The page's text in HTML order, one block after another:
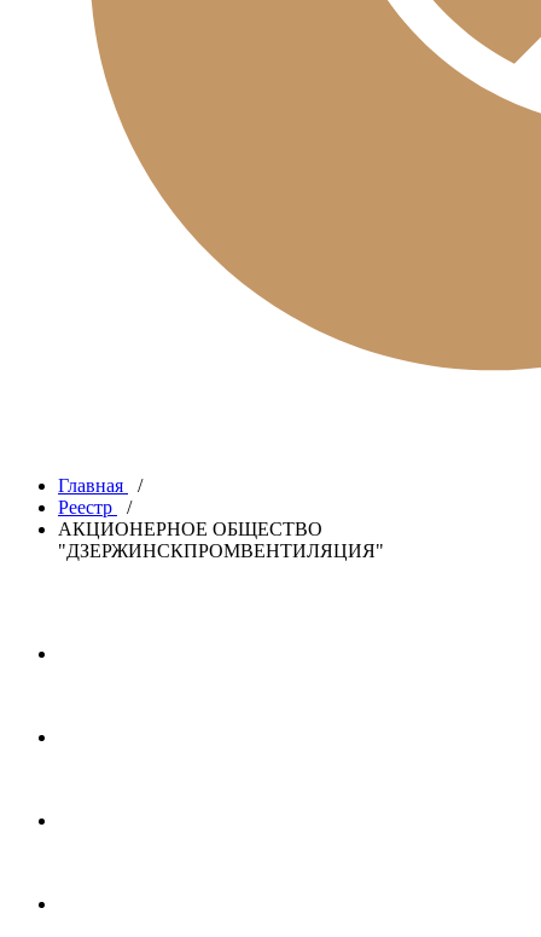
Главная
/
Реестр
/
АКЦИОНЕРНОЕ ОБЩЕСТВО
"ДЗЕРЖИНСКПРОМВЕНТИЛЯЦИЯ"